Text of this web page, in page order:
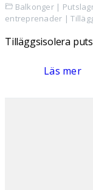
Balkonger |
entreprenader |
Tilläggsisolera
Läs mer